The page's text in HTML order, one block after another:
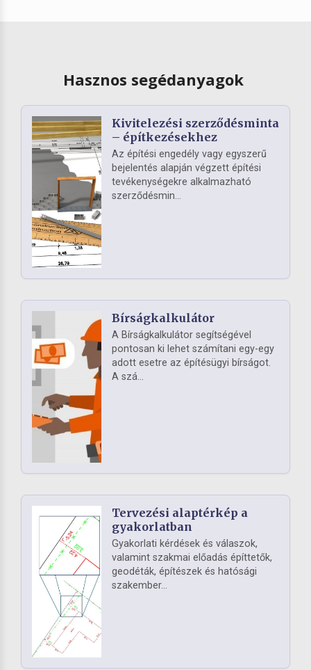
Hasznos segédanyagok
Kivitelezési szerződésminta
– építkezésekhez
Az építési engedély vagy egyszerű
bejelentés alapján végzett építési
tevékenységekre alkalmazható
szerződésmin...
Bírságkalkulátor
A Bírságkalkulátor segítségével
pontosan ki lehet számítani egy-egy
adott esetre az építésügyi bírságot.
A szá...
Tervezési alaptérkép a
gyakorlatban
Gyakorlati kérdések és válaszok,
valamint szakmai előadás építtetők,
geodéták, építészek és hatósági
szakember...